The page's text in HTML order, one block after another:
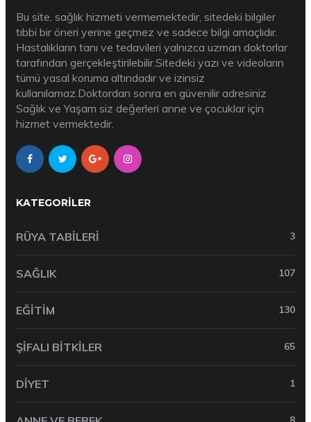
Bu site, sağlık hizmeti vermemektedir, sitedeki bilgiler
tıbbi bir öneri yerine geçmez ve sadece bilgi amaçlıdır.
Hastalıkların tanı ve tedavileri yalnızca uzman doktorlar
tarafından gerçekleştirilebilir.Sitedeki yazı ve videoların
tümü yasal koruma altındadır ve izinsiz
kullanılamaz.Doktordan sonra en güvenilir adresiniz
Sağlık ve Yaşam siz değerleri anne ve çocuklar için
hizmet vermektedir.
KATEGORILER
RÜYA TABILERI 3
SAĞLIK 107
EĞITIM 130
ŞIFALI BITKILER 65
DIYET 1